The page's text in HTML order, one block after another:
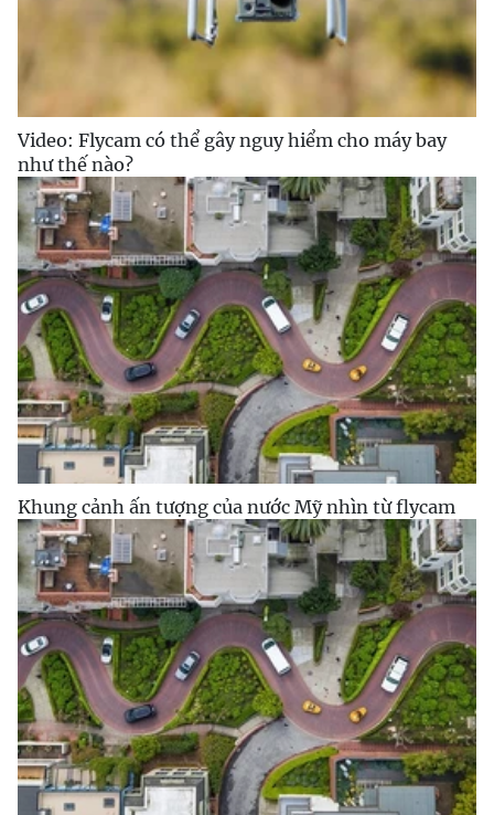
Video: Flycam có thể gây nguy hiểm cho máy bay
như thế nào?
Khung cảnh ấn tượng của nước Mỹ nhìn từ flycam